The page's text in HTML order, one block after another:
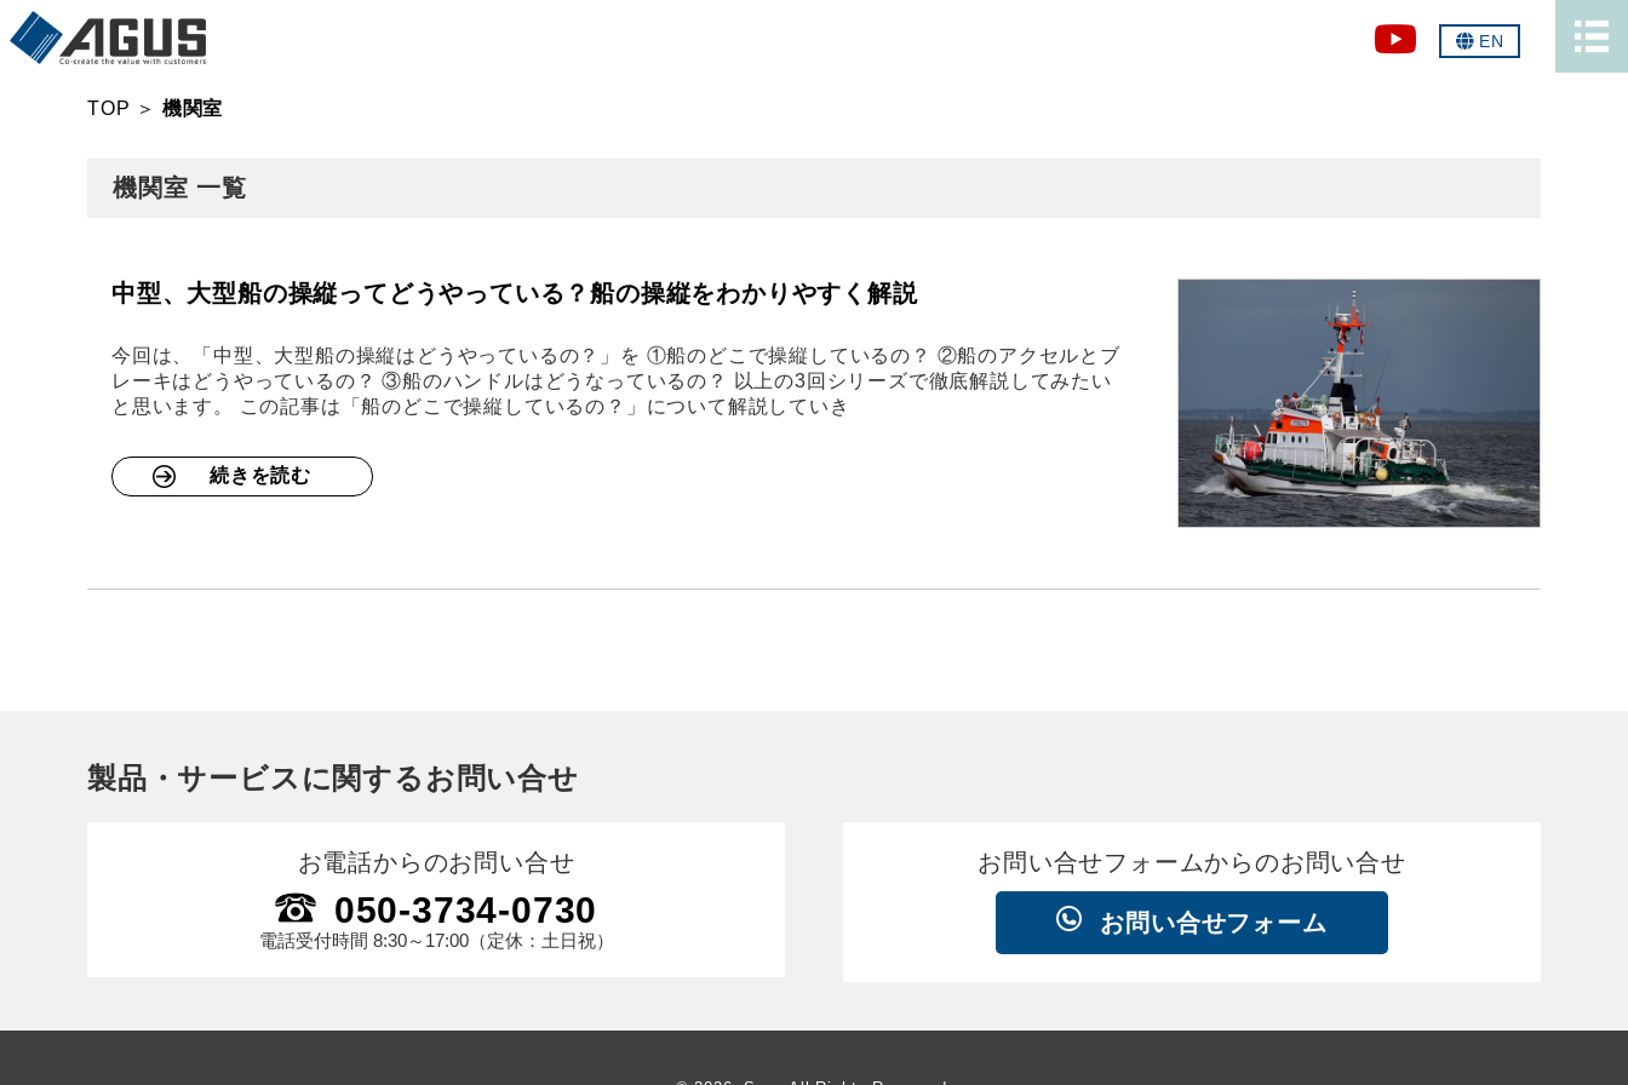
EN
TOP ＞ 機関室
機関室 一覧
中型、大型船の操縦ってどうやっている？船の操縦をわかりやすく解説
今回は、「中型、大型船の操縦はどうやっているの？」を ①船のどこで操縦しているの？ ②船のアクセルとブ
レーキはどうやっているの？ ③船のハンドルはどうなっているの？ 以上の3回シリーズで徹底解説してみたい
と思います。 この記事は「船のどこで操縦しているの？」について解説していき
続きを読む
製品・サービスに関するお問い合せ
お電話からのお問い合せ
050-3734-0730
電話受付時間 8:30～17:00（定休：土日祝）
お問い合せフォームからのお問い合せ
お問い合せフォーム